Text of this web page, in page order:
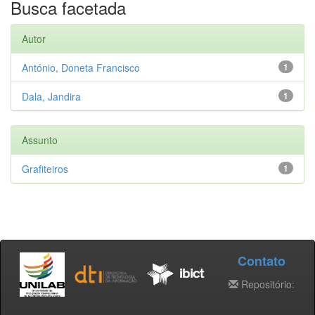
Busca facetada
Autor
1
António, Doneta Francisco
1
Dala, Jandira
Assunto
1
Grafiteiros
Contato
Repositório: